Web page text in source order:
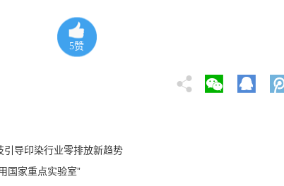
5赞
引导印染行业零排放新趋势
国家重点实验室”